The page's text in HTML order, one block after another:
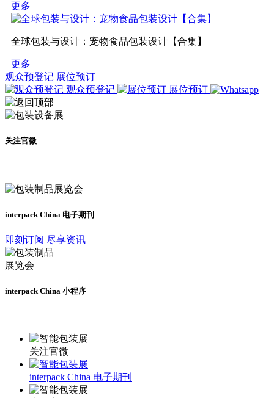
更多
全球包装与设计：宠物食品包装设计【合集】
更多
观众预登记 展位预订
观众预登记
展位预订
关注官微
interpack China 电子期刊
即刻订阅 尽享资讯
interpack China 小程序
关注官微
interpack China 电子期刊